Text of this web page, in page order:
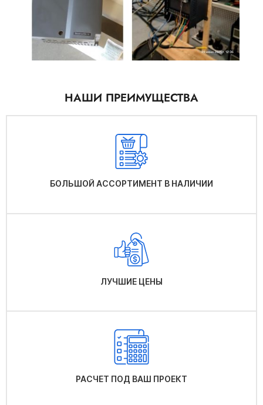
НАШИ ПРЕИМУЩЕСТВА
БОЛЬШОЙ АССОРТИМЕНТ В НАЛИЧИИ
ЛУЧШИЕ ЦЕНЫ
РАСЧЕТ ПОД ВАШ ПРОЕКТ